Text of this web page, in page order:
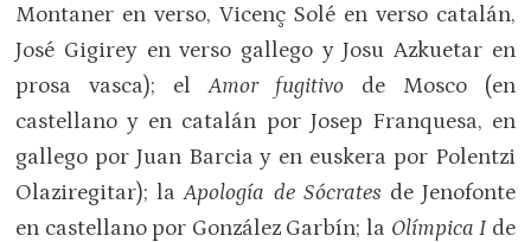
Montaner en verso, Vicenç Solé en verso catalán,
José Gigirey en verso gallego y Josu Azkuetar en
prosa vasca); elAmor fugitivo de Mosco (en
castellano y en catalán por Josep Franquesa, en
gallego por Juan Barcia y en euskera por Polentzi
Olaziregitar); laApología de Sócrates de Jenofonte
en castellano por González Garbín; la Olímpica I de